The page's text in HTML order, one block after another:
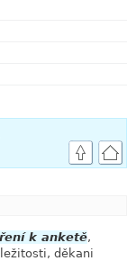
k anketě,
děkani